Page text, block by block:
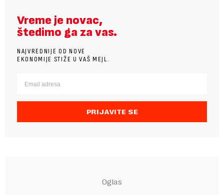
Vreme je novac,
štedimo ga za vas.
NAJVREDNIJE OD NOVE
EKONOMIJE STIŽE U VAŠ MEJL.
PRIJAVITE SE